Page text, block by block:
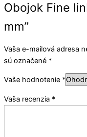
Obojok Fine
mm”
Vaša e-mailová adresa
sú označené *
Vaše hodnotenie *
Vaša recenzia *